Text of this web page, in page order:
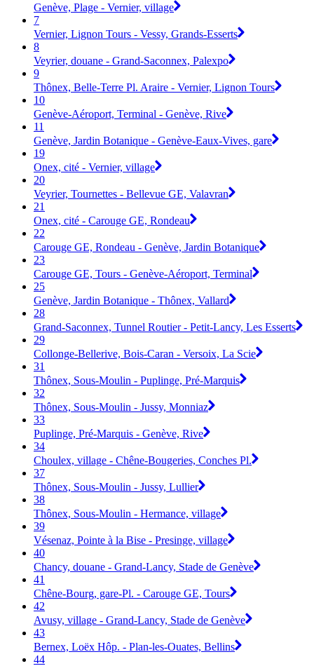
Genève, Plage - Vernier, village
7
Vernier, Lignon Tours - Vessy, Grands-Esserts
8
Veyrier, douane - Grand-Saconnex, Palexpo
9
Thônex, Belle-Terre Pl. Araire - Vernier, Lignon Tours
10
Genève-Aéroport, Terminal - Genève, Rive
11
Genève, Jardin Botanique - Genève-Eaux-Vives, gare
19
Onex, cité - Vernier, village
20
Veyrier, Tournettes - Bellevue GE, Valavran
21
Onex, cité - Carouge GE, Rondeau
22
Carouge GE, Rondeau - Genève, Jardin Botanique
23
Carouge GE, Tours - Genève-Aéroport, Terminal
25
Genève, Jardin Botanique - Thônex, Vallard
28
Grand-Saconnex, Tunnel Routier - Petit-Lancy, Les Esserts
29
Collonge-Bellerive, Bois-Caran - Versoix, La Scie
31
Thônex, Sous-Moulin - Puplinge, Pré-Marquis
32
Thônex, Sous-Moulin - Jussy, Monniaz
33
Puplinge, Pré-Marquis - Genève, Rive
34
Choulex, village - Chêne-Bougeries, Conches Pl.
37
Thônex, Sous-Moulin - Jussy, Lullier
38
Thônex, Sous-Moulin - Hermance, village
39
Vésenaz, Pointe à la Bise - Presinge, village
40
Chancy, douane - Grand-Lancy, Stade de Genève
41
Chêne-Bourg, gare-Pl. - Carouge GE, Tours
42
Avusy, village - Grand-Lancy, Stade de Genève
43
Bernex, Loëx Hôp. - Plan-les-Ouates, Bellins
44